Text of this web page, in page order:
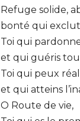
Refuge solide,
bonté qui
Toi qui
et qui guéris
Toi qui peux
et qui atteins
O Route de vie,